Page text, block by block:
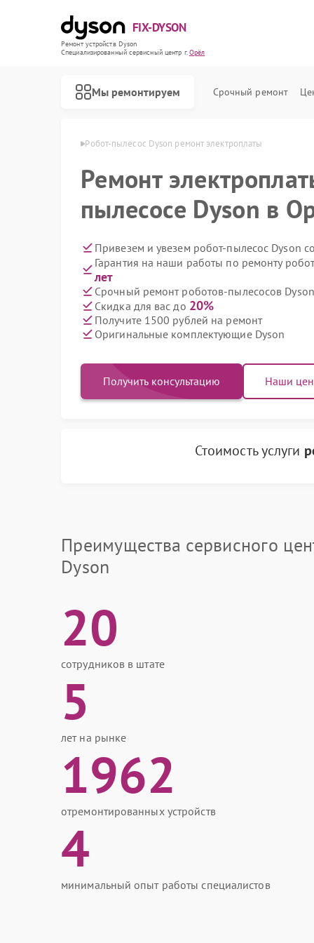
FIX-DYSON
Ремонт устройств Dyson
Специализированный cервисный центр г.Орёл
Мы ремонтируем Срочный ремонт
Dyson в Орле Робот-пылесос Dyson ремонт электроплаты
Ремонт
пылесосе Dyson в
Привезем и увезем робот-пылесос Dyson
Гарантия на наши работы по ремонту
лет
Срочный ремонт роботов-пылесосов
Скидка для вас до 20%
Получите 1500 рублей на ремонт
Оригинальные комплектующие Dyson
Получить консультацию Наши
Стоимость услуги
Преимущества сервисного
Dyson
20
сотрудников в штате
5
лет на рынке
1962
отремонтированных устройств
4
минимальный опыт работы специалистов